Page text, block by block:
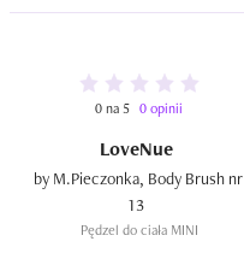
0 na 5 0 opinii
LoveNue
by M.Pieczonka, Body Brush nr
Pędzel do ciała MINI